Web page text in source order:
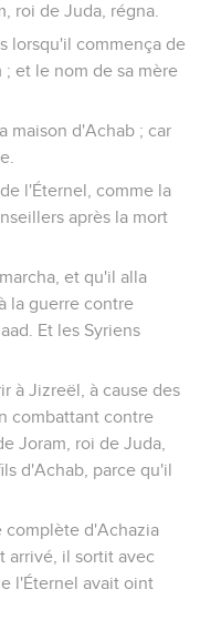
roi de Juda, régna.
lorsqu'il commença de
; et le nom de sa mère
maison d'Achab ; car
l'Éternel, comme la
après la mort
et qu'il alla
la guerre contre
Et les Syriens
à Jizreël, à cause des
combattant contre
Joram, roi de Juda,
d'Achab, parce qu'il
complète d'Achazia
arrivé, il sortit avec
l'Éternel avait oint